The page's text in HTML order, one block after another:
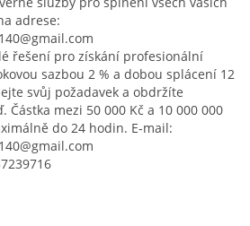
adrese:
řešení pro získání profesionální
sazbou 2 % a dobou splácení 12
svůj požadavek a obdržíte
Částka mezi 50 000 Kč a 10 000 000
do 24 hodin. E-mail: